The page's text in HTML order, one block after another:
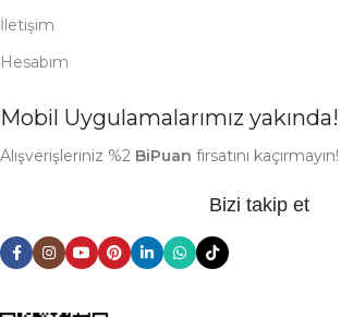
İletişim
Hesabım
Mobil Uygulamalarımız yakında!
Alışverişleriniz %2 BiPuan fırsatını kaçırmayın!
Bizi takip et